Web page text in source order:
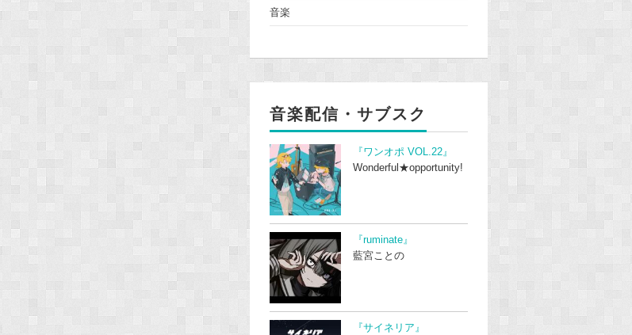
音楽
音楽配信・サブスク
『ワンオポ VOL.22』
Wonderful★opportunity!
『ruminate』
藍宮ことの
『サイネリア』